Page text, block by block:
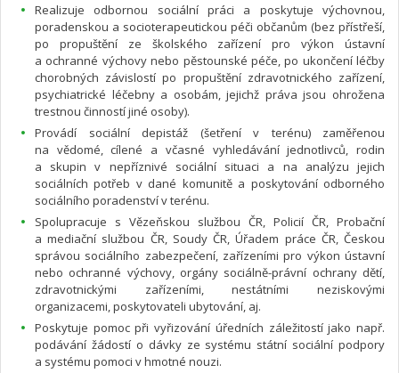
Realizuje odbornou sociální práci a poskytuje výchovnou,
poradenskou a socioterapeutickou péči občanům (bez přístřeší,
po propuštění ze školského zařízení pro výkon ústavní
a ochranné výchovy nebo pěstounské péče, po ukončení léčby
chorobných závislostí po propuštění zdravotnického zařízení,
psychiatrické léčebny a osobám, jejichž práva jsou ohrožena
trestnou činností jiné osoby).
Provádí sociální depistáž (šetření v terénu) zaměřenou
na vědomé, cílené a včasné vyhledávání jednotlivců, rodin
a skupin v nepříznivé sociální situaci a na analýzu jejich
sociálních potřeb v dané komunitě a poskytování odborného
sociálního poradenství v terénu.
Spolupracuje s Vězeňskou službou ČR, Policií ČR, Probační
a mediační službou ČR, Soudy ČR, Úřadem práce ČR, Českou
správou sociálního zabezpečení, zařízeními pro výkon ústavní
nebo ochranné výchovy, orgány sociálně-právní ochrany dětí,
zdravotnickými zařízeními, nestátními neziskovými
organizacemi, poskytovateli ubytování, aj.
Poskytuje pomoc při vyřizování úředních záležitostí jako např.
podávání žádostí o dávky ze systému státní sociální podpory
a systému pomoci v hmotné nouzi.